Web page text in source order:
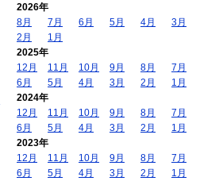
2026年
8月
7月 6月 5月 4月
3月
2月
1月
2025年
12月
11月 10月 9月 8月
7月
6月
5月 4月 3月 2月
1月
2024年
12月
11月 10月 9月 8月
7月
6月
5月 4月 3月 2月
1月
2023年
12月
11月 10月 9月 8月
7月
6月
5月 4月 3月 2月
1月